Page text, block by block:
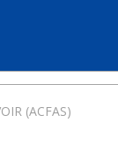
(ACFAS)